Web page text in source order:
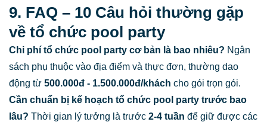
9. FAQ – 10 Câu hỏi thường gặp
về tổ chức pool party
Chi phí tổ chức pool party cơ bản là bao nhiêu? Ngân
sách phụ thuộc vào địa điểm và thực đơn, thường dao
động từ 500.000đ - 1.500.000đ/khách cho gói trọn gói.
Cần chuẩn bị kế hoạch tổ chức pool party trước bao
lâu? Thời gian lý tưởng là trước 2-4 tuần để giữ được các